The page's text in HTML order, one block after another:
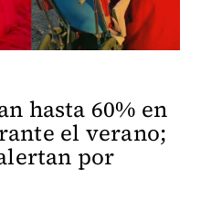
hasta 60% en
el verano;
por